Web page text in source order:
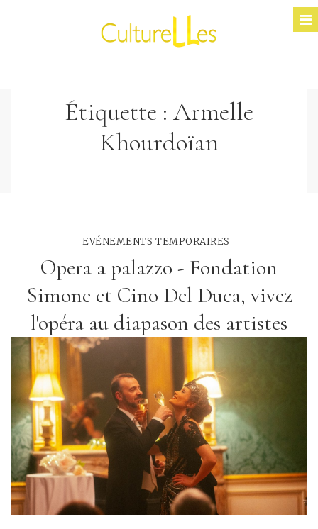
Étiquette : Armelle
Khourdoïan
EVÉNEMENTS TEMPORAIRES
Opera a palazzo - Fondation
Simone et Cino Del Duca, vivez
l'opéra au diapason des artistes